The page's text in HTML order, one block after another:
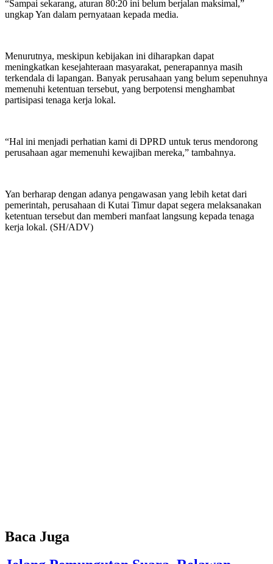
“Sampai sekarang, aturan 80:20 ini belum berjalan maksimal,”
ungkap Yan dalam pernyataan kepada media.
Menurutnya, meskipun kebijakan ini diharapkan dapat
meningkatkan kesejahteraan masyarakat, penerapannya masih
terkendala di lapangan. Banyak perusahaan yang belum sepenuhnya
memenuhi ketentuan tersebut, yang berpotensi menghambat
partisipasi tenaga kerja lokal.
“Hal ini menjadi perhatian kami di DPRD untuk terus mendorong
perusahaan agar memenuhi kewajiban mereka,” tambahnya.
Yan berharap dengan adanya pengawasan yang lebih ketat dari
pemerintah, perusahaan di Kutai Timur dapat segera melaksanakan
ketentuan tersebut dan memberi manfaat langsung kepada tenaga
kerja lokal. (SH/ADV)
Baca Juga